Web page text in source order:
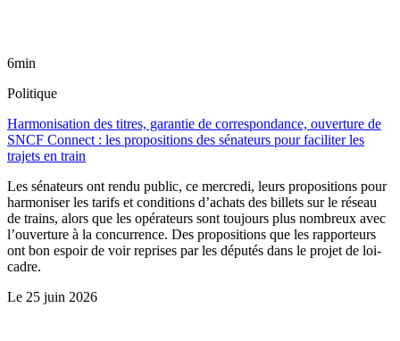
6min
Politique
Harmonisation des titres, garantie de correspondance, ouverture de
SNCF Connect : les propositions des sénateurs pour faciliter les
trajets en train
Les sénateurs ont rendu public, ce mercredi, leurs propositions pour
harmoniser les tarifs et conditions d’achats des billets sur le réseau
de trains, alors que les opérateurs sont toujours plus nombreux avec
l’ouverture à la concurrence. Des propositions que les rapporteurs
ont bon espoir de voir reprises par les députés dans le projet de loi-
cadre.
Le 25 juin 2026